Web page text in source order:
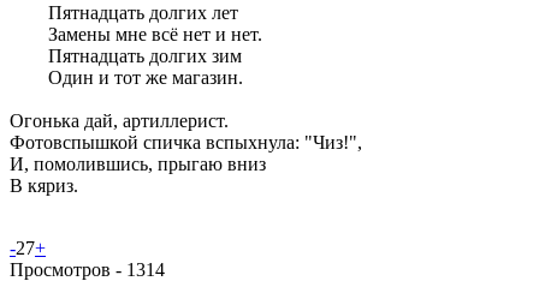
Пятнадцать долгих лет
Замены мне всё нет и нет.
Пятнадцать долгих зим
Один и тот же магазин.
Огонька дай, артиллерист.
Фотовспышкой спичка вспыхнула: "Чиз!",
И, помолившись, прыгаю вниз
В кяриз.
-27+
Просмотров - 1314